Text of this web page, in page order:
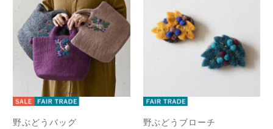
野ぶどうバッグ
野ぶどうブローチ